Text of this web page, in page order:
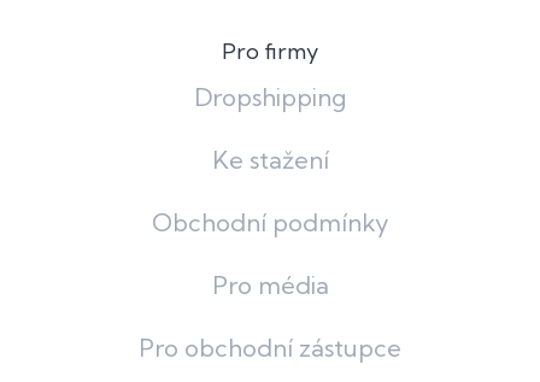
Pro firmy
Dropshipping
Ke stažení
Obchodní podmínky
Pro média
Pro obchodní zástupce